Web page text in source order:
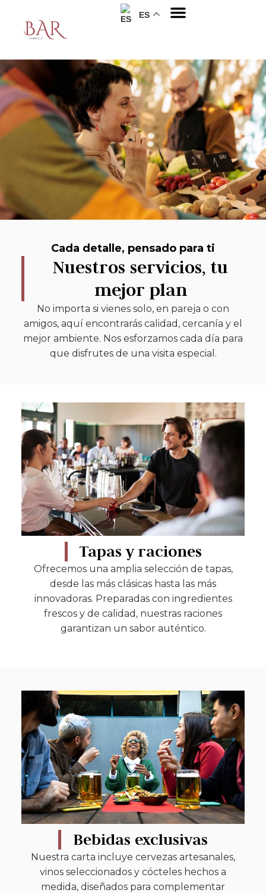
ES
Cada detalle, pensado para ti
Nuestros servicios, tu
mejor plan
No importa si vienes solo, en pareja o con
amigos, aquí encontrarás calidad, cercanía y el
mejor ambiente. Nos esforzamos cada día para
que disfrutes de una visita especial.
Tapas y raciones
Ofrecemos una amplia selección de tapas,
desde las más clásicas hasta las más
innovadoras. Preparadas con ingredientes
frescos y de calidad, nuestras raciones
garantizan un sabor auténtico.
Bebidas exclusivas
Nuestra carta incluye cervezas artesanales,
vinos seleccionados y cócteles hechos a
medida, diseñados para complementar